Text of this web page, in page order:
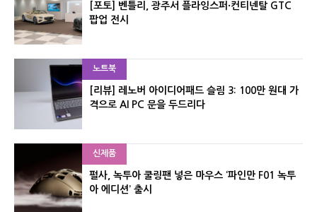
[포토] 벤틀리, 광주서 플라잉스퍼·컨티넨탈 GTC
팝업 전시
노트북
[리뷰] 레노버 아이디어패드 슬림 3: 100만 원대 가
격으로 AI PC 문을 두드리다
신제품
펄사, 녹투아 쿨링팬 넣은 마우스 ‘파인만 F01 녹투
아 에디션’ 출시